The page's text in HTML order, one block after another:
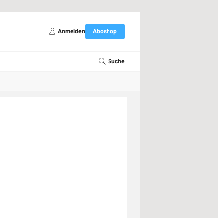
Anmelden Aboshop
Suche